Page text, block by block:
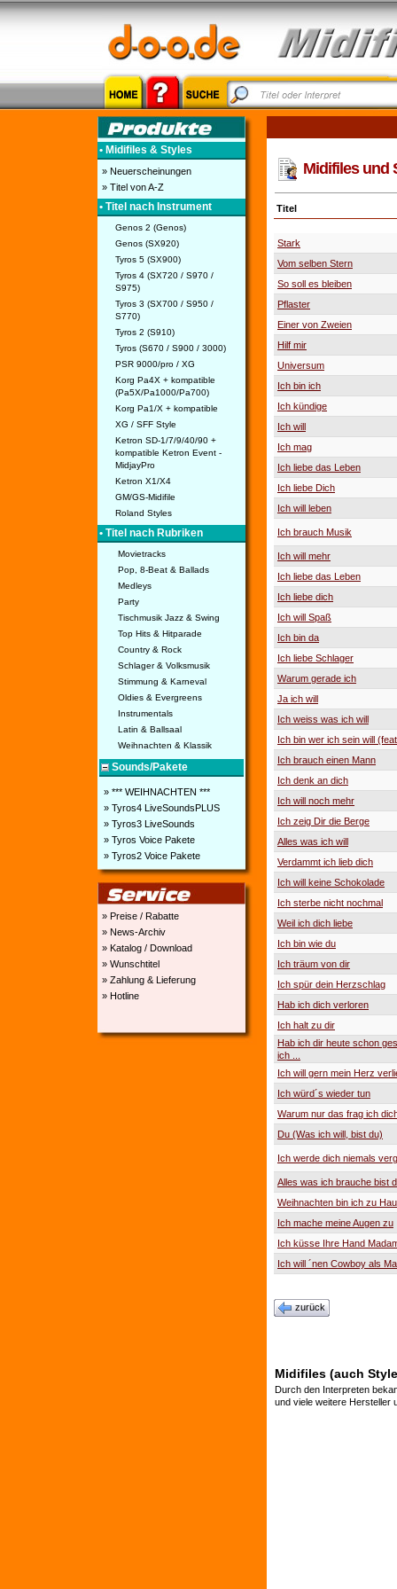
• Midifiles & Styles
» Neuerscheinungen
» Titel von A-Z
• Titel nach Instrument
Genos 2 (Genos)
Genos (SX920)
Tyros 5 (SX900)
Tyros 4 (SX720 / S970 /
S975)
Tyros 3 (SX700 / S950 /
S770)
Tyros 2 (S910)
Tyros (S670 / S900 / 3000)
PSR 9000/pro / XG
Korg Pa4X + kompatible
(Pa5X/Pa1000/Pa700)
Korg Pa1/X + kompatible
XG / SFF Style
Ketron SD-1/7/9/40/90 +
kompatible Ketron Event -
MidjayPro
Ketron X1/X4
GM/GS-Midifile
Roland Styles
• Titel nach Rubriken
Movietracks
Pop, 8-Beat & Ballads
Medleys
Party
Tischmusik Jazz & Swing
Top Hits & Hitparade
Country & Rock
Schlager & Volksmusik
Stimmung & Karneval
Oldies & Evergreens
Instrumentals
Latin & Ballsaal
Weihnachten & Klassik
Sounds/Pakete
» *** WEIHNACHTEN ***
» Tyros4 LiveSoundsPLUS
» Tyros3 LiveSounds
» Tyros Voice Pakete
» Tyros2 Voice Pakete
» Preise / Rabatte
» News-Archiv
» Katalog / Download
» Wunschtitel
» Zahlung & Lieferung
» Hotline
Midifiles und
Titel
Stark
Vom selben Stern
So soll es bleiben
Pflaster
Einer von Zweien
Hilf mir
Universum
Ich bin ich
Ich kündige
Ich will
Ich mag
Ich liebe das Leben
Ich liebe Dich
Ich will leben
Ich brauch Musik
Ich will mehr
Ich liebe das Leben
Ich liebe dich
Ich will Spaß
Ich bin da
Ich liebe Schlager
Warum gerade ich
Ja ich will
Ich weiss was ich will
Ich bin wer ich sein will
Ich brauch einen Mann
Ich denk an dich
Ich will noch mehr
Ich zeig Dir die Berge
Alles was ich will
Verdammt ich lieb dich
Ich will keine Schokolade
Ich sterbe nicht nochmal
Weil ich dich liebe
Ich bin wie du
Ich träum von dir
Ich spür dein Herzschlag
Hab ich dich verloren
Ich halt zu dir
Hab ich dir heute schon
ich ...
Ich will gern mein Herz
Ich würd´s wieder tun
Warum nur das frag ich
Du (Was ich will, bist du)
Ich werde dich niemals
Alles was ich brauche bist
Weihnachten bin ich zu
Ich mache meine Augen zu
Ich küsse Ihre Hand
Ich will ´nen Cowboy als
zurück
Midifiles (auch
Durch den Interpreten
und viele weitere Hersteller